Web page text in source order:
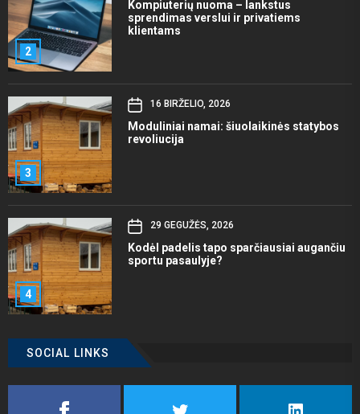
2
Kompiuterių nuoma – lankstus
sprendimas verslui ir privatiems
klientams
3
16 BIRŽELIO, 2026
Moduliniai namai: šiuolaikinės statybos
revoliucija
4
29 GEGUŽĖS, 2026
Kodėl padelis tapo sparčiausiai augančiu
sportu pasaulyje?
SOCIAL LINKS